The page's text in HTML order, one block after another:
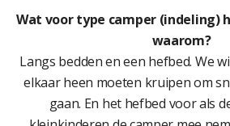
Wat voor type camper (indeling)
waarom?
Langs bedden en een hefbed. We
elkaar heen moeten kruipen om
gaan. En het hefbed voor als